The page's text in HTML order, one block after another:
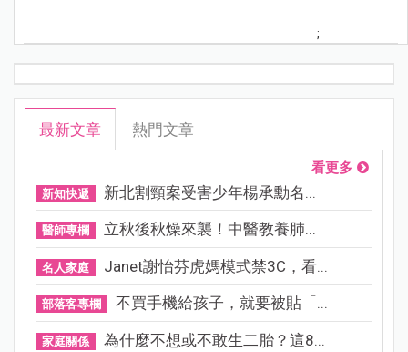
;
最新文章 熱門文章
看更多
新知快遞 新北割頸案受害少年楊承勳名...
醫師專欄 立秋後秋燥來襲！中醫教養肺...
名人家庭 Janet謝怡芬虎媽模式禁3C，看...
部落客專欄 不買手機給孩子，就要被貼「...
家庭關係 為什麼不想或不敢生二胎？這8...